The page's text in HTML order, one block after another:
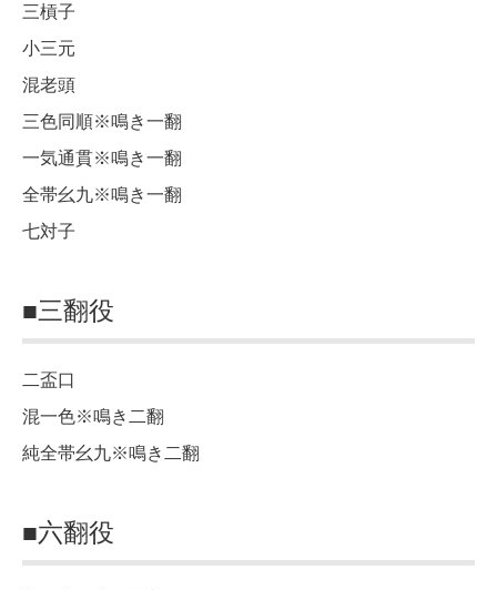
三槓子
小三元
混老頭
三色同順※鳴き一翻
一気通貫※鳴き一翻
全帯幺九※鳴き一翻
七対子
■三翻役
二盃口
混一色※鳴き二翻
純全帯幺九※鳴き二翻
■六翻役